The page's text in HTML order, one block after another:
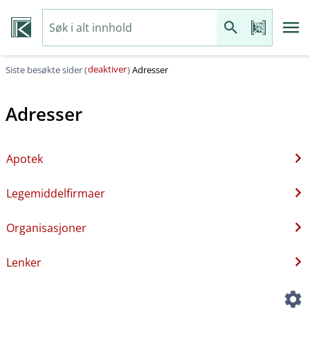
Siste besøkte sider (deaktiver)Adresser
Adresser
Apotek
Legemiddelfirmaer
Organisasjoner
Lenker